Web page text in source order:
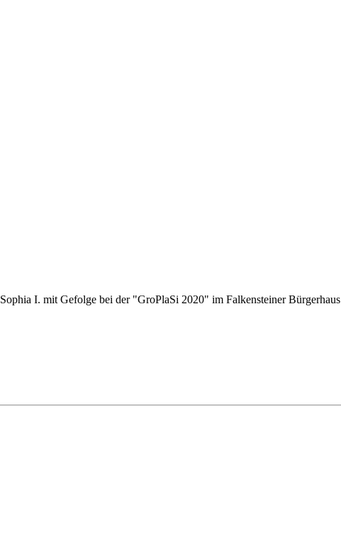
Sophia I. mit Gefolge bei der "GroPlaSi 2020" im Falkensteiner Bürgerhaus